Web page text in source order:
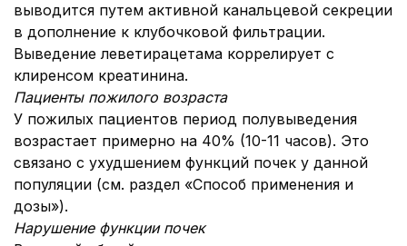
выводится путем активной канальцевой секреции
в дополнение к клубочковой фильтрации.
Выведение леветирацетама коррелирует с
клиренсом креатинина.
Пациенты пожилого возраста
У пожилых пациентов период полувыведения
возрастает примерно на 40% (10-11 часов). Это
связано с ухудшением функций почек у данной
популяции (см. раздел «Способ применения и
дозы»).
Нарушение функции почек